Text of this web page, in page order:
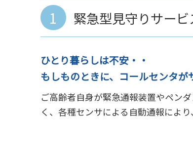
1 緊急型見守りサービ
ひとり暮らしは不安・・
もしものときに、コールセンタが
ご高齢者自身が緊急通報装置やペン
く、各種センサによる自動通報によ